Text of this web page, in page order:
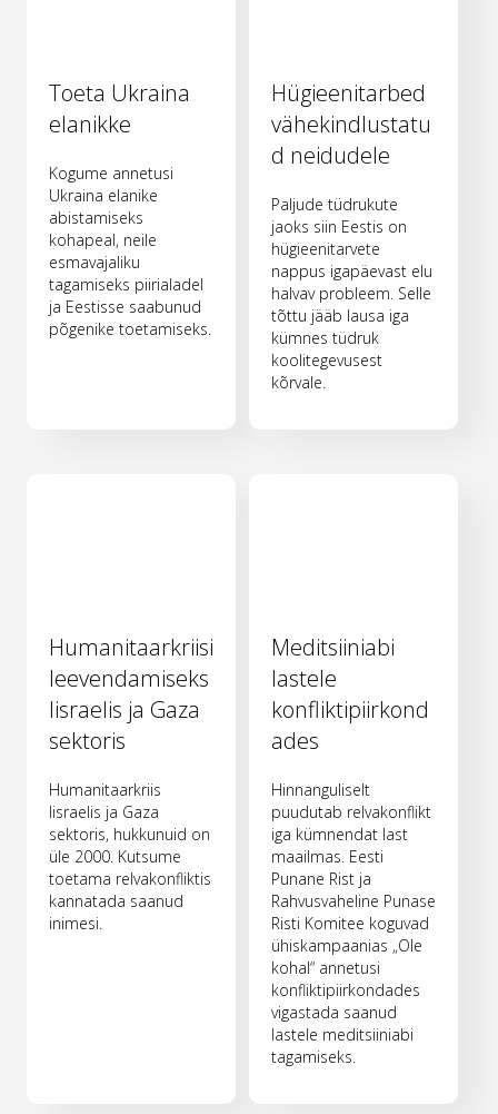
Toeta Ukraina
elanikke
Kogume annetusi
Ukraina elanike
abistamiseks
kohapeal, neile
esmavajaliku
tagamiseks piirialadel
ja Eestisse saabunud
põgenike toetamiseks.
Hügieenitarbed
vähekindlustatu
d neidudele
Paljude tüdrukute
jaoks siin Eestis on
hügieenitarvete
nappus igapäevast elu
halvav probleem. Selle
tõttu jääb lausa iga
kümnes tüdruk
koolitegevusest
kõrvale.
Humanitaarkriisi
leevendamiseks
Iisraelis ja Gaza
sektoris
Humanitaarkriis
Iisraelis ja Gaza
sektoris, hukkunuid on
üle 2000. Kutsume
toetama relvakonfliktis
kannatada saanud
inimesi.
Meditsiiniabi
lastele
konfliktipiirkond
ades
Hinnanguliselt
puudutab relvakonflikt
iga kümnendat last
maailmas. Eesti
Punane Rist ja
Rahvusvaheline Punase
Risti Komitee koguvad
ühiskampaanias „Ole
kohal“ annetusi
konfliktipiirkondades
vigastada saanud
lastele meditsiiniabi
tagamiseks.